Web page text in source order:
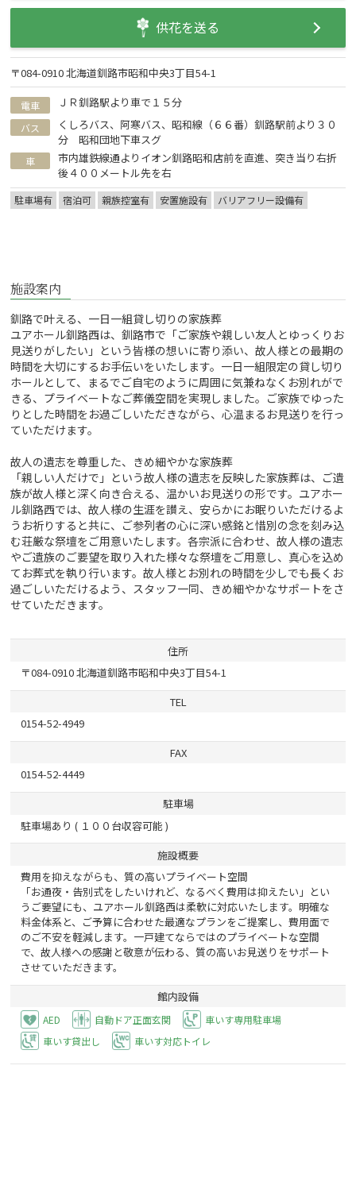
供花を送る
〒084-0910 北海道釧路市昭和中央3丁目54-1
電車 ＪＲ釧路駅より車で１５分
バス
くしろバス、阿寒バス、昭和線（６６番）釧路駅前より３０
分 昭和団地下車スグ
車
市内雄鉄線通よりイオン釧路昭和店前を直進、突き当り右折
後４００メートル先を右
駐車場有 宿泊可 親族控室有 安置施設有 バリアフリー設備有
施設案内
釧路で叶える、一日一組貸し切りの家族葬
ユアホール釧路西は、釧路市で「ご家族や親しい友人とゆっくりお
見送りがしたい」という皆様の想いに寄り添い、故人様との最期の
時間を大切にするお手伝いをいたします。一日一組限定の貸し切り
ホールとして、まるでご自宅のように周囲に気兼ねなくお別れがで
きる、プライベートなご葬儀空間を実現しました。ご家族でゆった
りとした時間をお過ごしいただきながら、心温まるお見送りを行っ
ていただけます。
故人の遺志を尊重した、きめ細やかな家族葬
「親しい人だけで」という故人様の遺志を反映した家族葬は、ご遺
族が故人様と深く向き合える、温かいお見送りの形です。ユアホー
ル釧路西では、故人様の生涯を讃え、安らかにお眠りいただけるよ
うお祈りすると共に、ご参列者の心に深い感銘と惜別の念を刻み込
む荘厳な祭壇をご用意いたします。各宗派に合わせ、故人様の遺志
やご遺族のご要望を取り入れた様々な祭壇をご用意し、真心を込め
てお葬式を執り行います。故人様とお別れの時間を少しでも長くお
過ごしいただけるよう、スタッフ一同、きめ細やかなサポートをさ
せていただきます。
住所
〒084-0910 北海道釧路市昭和中央3丁目54-1
TEL
0154-52-4949
FAX
0154-52-4449
駐車場
駐車場あり ( １００台収容可能 )
施設概要
費用を抑えながらも、質の高いプライベート空間
「お通夜・告別式をしたいけれど、なるべく費用は抑えたい」とい
うご要望にも、ユアホール釧路西は柔軟に対応いたします。明確な
料金体系と、ご予算に合わせた最適なプランをご提案し、費用面で
のご不安を軽減します。一戸建てならではのプライベートな空間
で、故人様への感謝と敬意が伝わる、質の高いお見送りをサポート
させていただきます。
館内設備
AED 自動ドア正面玄関
車いす専用駐車場
車いす貸出し
車いす対応トイレ